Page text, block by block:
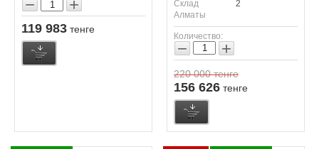
− +
119 983 тенге
Склад
Алматы
2
Количество:
− +
220 000тенге
156 626 тенге